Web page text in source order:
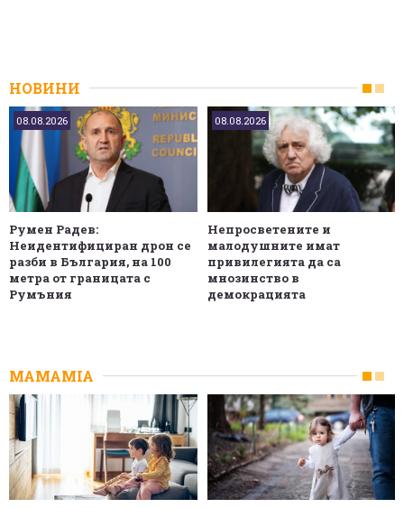
НОВИНИ
08.08.2026
Румен Радев:
Неидентифициран дрон се
разби в България, на 100
метра от границата с
Румъния
08.08.2026
Непросветените и
малодушните имат
привилегията да са
мнозинство в
демокрацията
MAMAMIA